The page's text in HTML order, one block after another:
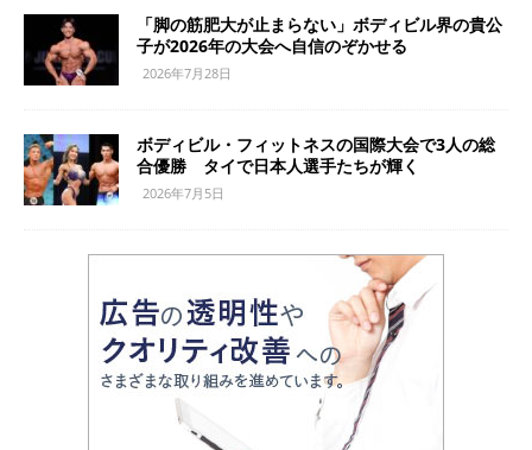
「脚の筋肥大が止まらない」ボディビル界の貴公
子が2026年の大会へ自信のぞかせる
2026年7月28日
ボディビル・フィットネスの国際大会で3人の総
合優勝 タイで日本人選手たちが輝く
2026年7月5日